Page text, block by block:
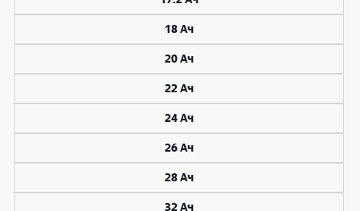
18 Ач
20 Ач
22 Ач
24 Ач
26 Ач
28 Ач
32 Ач